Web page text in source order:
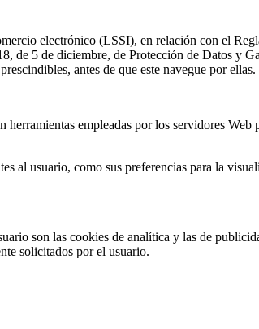
electrónico (LSSI), en relación con el
de 5 de diciembre, de Protección de Datos y
antes de que este navegue por ellas.
empleadas por los servidores
al usuario, como sus preferencias para la
son las cookies de analítica y las de
solicitados por el usuario.